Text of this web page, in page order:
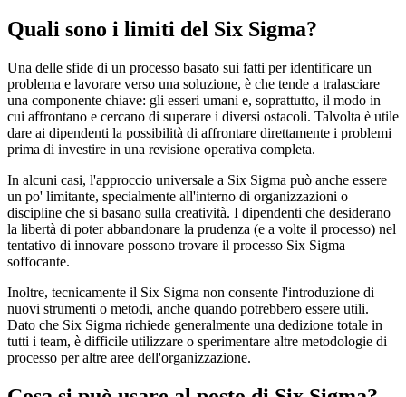
Quali sono i limiti del Six Sigma?
Una delle sfide di un processo basato sui fatti per identificare un
problema e lavorare verso una soluzione, è che tende a tralasciare
una componente chiave: gli esseri umani e, soprattutto, il modo in
cui affrontano e cercano di superare i diversi ostacoli. Talvolta è utile
dare ai dipendenti la possibilità di affrontare direttamente i problemi
prima di investire in una revisione operativa completa.
In alcuni casi, l'approccio universale a Six Sigma può anche essere
un po' limitante, specialmente all'interno di organizzazioni o
discipline che si basano sulla creatività. I dipendenti che desiderano
la libertà di poter abbandonare la prudenza (e a volte il processo) nel
tentativo di innovare possono trovare il processo Six Sigma
soffocante.
Inoltre, tecnicamente il Six Sigma non consente l'introduzione di
nuovi strumenti o metodi, anche quando potrebbero essere utili.
Dato che Six Sigma richiede generalmente una dedizione totale in
tutti i team, è difficile utilizzare o sperimentare altre metodologie di
processo per altre aree dell'organizzazione.